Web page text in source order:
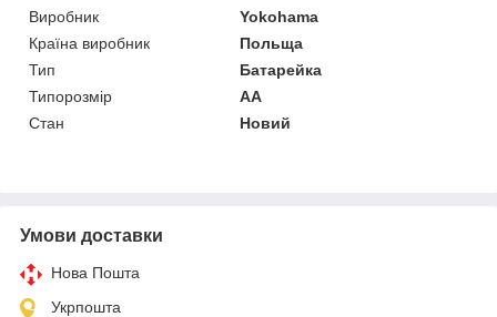
Виробник
Yokohama
Країна виробник
Польща
Тип
Батарейка
Типорозмір
AA
Стан
Новий
Умови доставки
Нова Пошта
Укрпошта